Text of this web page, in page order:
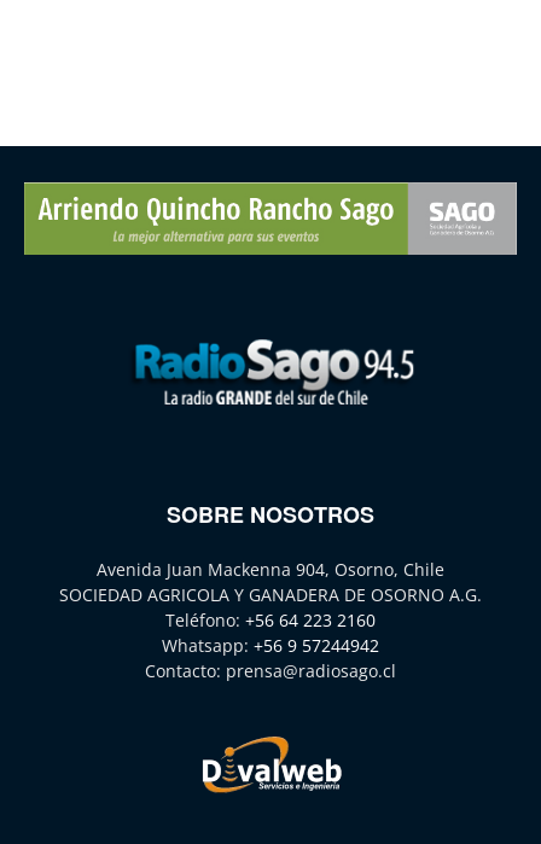
SOBRE NOSOTROS
Avenida Juan Mackenna 904, Osorno, Chile
SOCIEDAD AGRICOLA Y GANADERA DE OSORNO A.G.
Teléfono: +56 64 223 2160
Whatsapp: +56 9 57244942
Contacto: prensa@radiosago.cl